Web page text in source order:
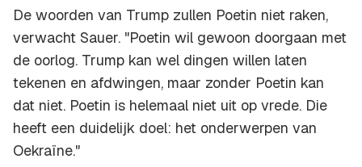
De woorden van Trump zullen Poetin niet raken,
verwacht Sauer. "Poetin wil gewoon doorgaan met
de oorlog. Trump kan wel dingen willen laten
tekenen en afdwingen, maar zonder Poetin kan
dat niet. Poetin is helemaal niet uit op vrede. Die
heeft een duidelijk doel: het onderwerpen van
Oekraïne."